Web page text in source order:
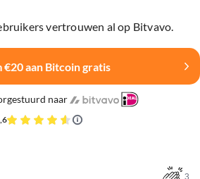
vertrouwen al op Bitvavo.
€20 aan Bitcoin gratis
naar